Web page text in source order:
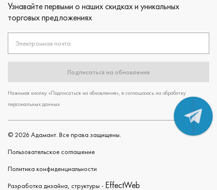
Узнавайте первыми о наших скидках и уникальных
торговых предложениях
Электронная почта
Подписаться на обновления
Нажимая кнопку «Подписаться на обновления», я соглашаюсь на обработку
персональных данных
© 2026 Адамант. Все права защищены.
Пользовательское cоглашение
Политика конфиденциальности
Разработка дизайна, структуры - EffectWeb